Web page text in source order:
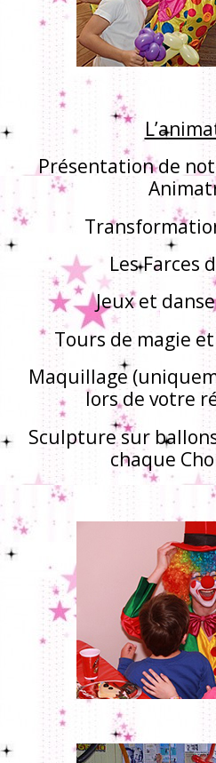
Présentation de
Les Farces
Jeux et
Tours de magie
Maquillage
lors de votre
Sculpture sur
chaque